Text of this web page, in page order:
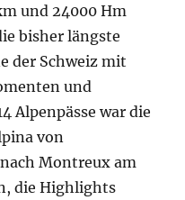
des
und
die besten
passieren.
und untergänge
die schroffen
die ich dabei
durfte trugen dazu